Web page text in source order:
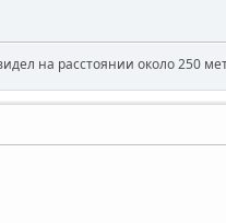
на расстоянии около 250